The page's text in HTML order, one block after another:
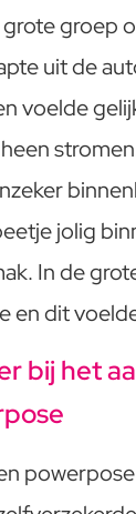
groep
uit de
voelde
jolig
In de
en dit
bij het